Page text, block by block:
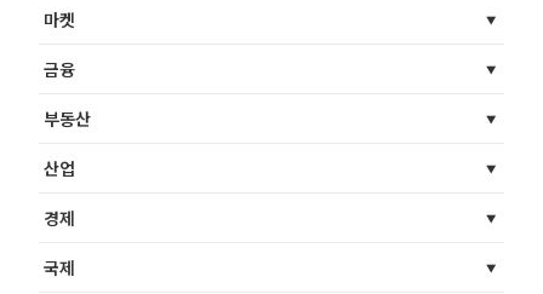
마켓
금융
부동산
산업
경제
국제